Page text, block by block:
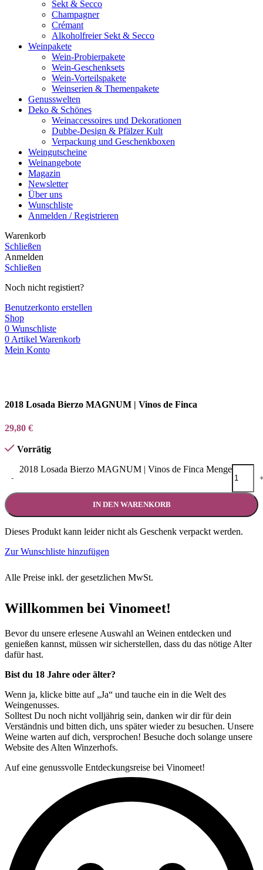
Sekt & Secco
Champagner
Crémant
Alkoholfreier Sekt & Secco
Weinpakete
Wein-Probierpakete
Wein-Geschenksets
Wein-Vorteilspakete
Weinserien & Themenpakete
Genusswelten
Deko & Schönes
Weinaccessoires und Dekorationen
Dubbe-Design & Pfälzer Kult
Verpackung und Geschenkboxen
Weingutscheine
Weinangebote
Magazin
Newsletter
Über uns
Wunschliste
Anmelden / Registrieren
Warenkorb
Schließen
Anmelden
Schließen
Noch nicht registiert?
Benutzerkonto erstellen
Shop
0 Wunschliste
0 Artikel Warenkorb
Mein Konto
2018 Losada Bierzo MAGNUM | Vinos de Finca
29,80 €
Vorrätig
-
2018 Losada Bierzo MAGNUM | Vinos de Finca Menge
IN DEN WARENKORB
Dieses Produkt kann leider nicht als Geschenk verpackt werden.
Zur Wunschliste hinzufügen
Alle Preise inkl. der gesetzlichen MwSt.
Willkommen bei Vinomeet!
Bevor du unsere erlesene Auswahl an Weinen entdecken und
genießen kannst, müssen wir sicherstellen, dass du das nötige Alter
dafür hast.
Bist du 18 Jahre oder älter?
Wenn ja, klicke bitte auf „Ja“ und tauche ein in die Welt des
Weingenusses.
Solltest Du noch nicht volljährig sein, danken wir dir für dein
Verständnis und bitten dich, uns später wieder zu besuchen. Unsere
Weine warten auf dich, versprochen! Besuche doch solange unsere
Website des Alten Winzerhofs.
Auf eine genussvolle Entdeckungsreise bei Vinomeet!